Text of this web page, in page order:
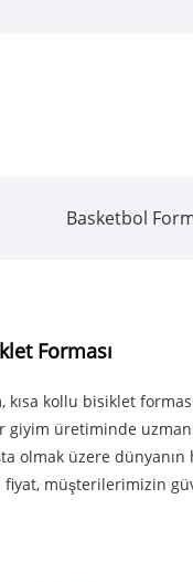
Basketbol
Forması
kısa kollu bisiklet
giyim üretiminde
olmak üzere
müşterilerimizin